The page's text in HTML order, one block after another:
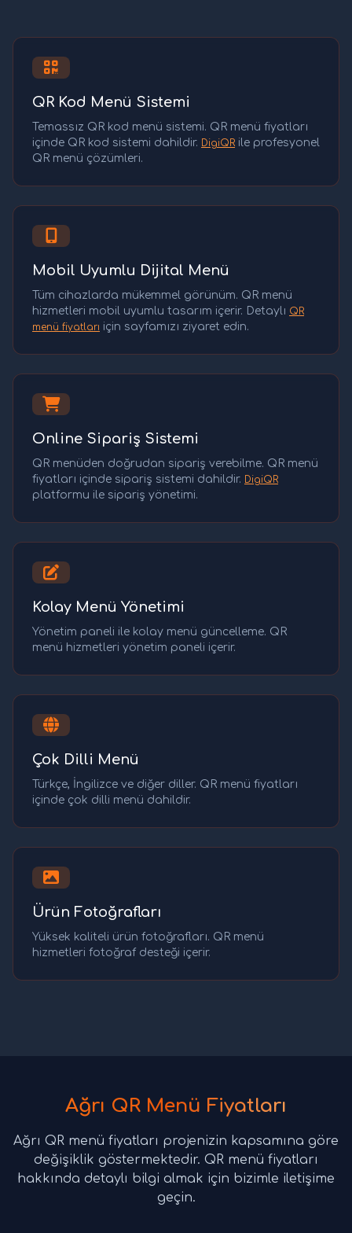
QR Kod Menü Sistemi
Temassız QR kod menü sistemi. QR menü fiyatları
içinde QR kod sistemi dahildir. DigiQR ile profesyonel
QR menü çözümleri.
Mobil Uyumlu Dijital Menü
Tüm cihazlarda mükemmel görünüm. QR menü
hizmetleri mobil uyumlu tasarım içerir. Detaylı QR
menü fiyatları için sayfamızı ziyaret edin.
Online Sipariş Sistemi
QR menüden doğrudan sipariş verebilme. QR menü
fiyatları içinde sipariş sistemi dahildir. DigiQR
platformu ile sipariş yönetimi.
Kolay Menü Yönetimi
Yönetim paneli ile kolay menü güncelleme. QR
menü hizmetleri yönetim paneli içerir.
Çok Dilli Menü
Türkçe, İngilizce ve diğer diller. QR menü fiyatları
içinde çok dilli menü dahildir.
Ürün Fotoğrafları
Yüksek kaliteli ürün fotoğrafları. QR menü
hizmetleri fotoğraf desteği içerir.
Ağrı QR Menü Fiyatları
Ağrı QR menü fiyatları projenizin kapsamına göre
değişiklik göstermektedir. QR menü fiyatları
hakkında detaylı bilgi almak için bizimle iletişime
geçin.